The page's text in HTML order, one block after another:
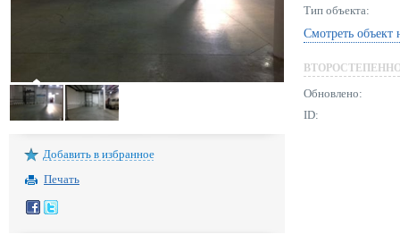
Добавить в избранное
Печать
Тип объекта:
Смотреть объект
Обновлено:
ID: